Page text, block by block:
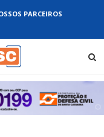
PARCEIROS